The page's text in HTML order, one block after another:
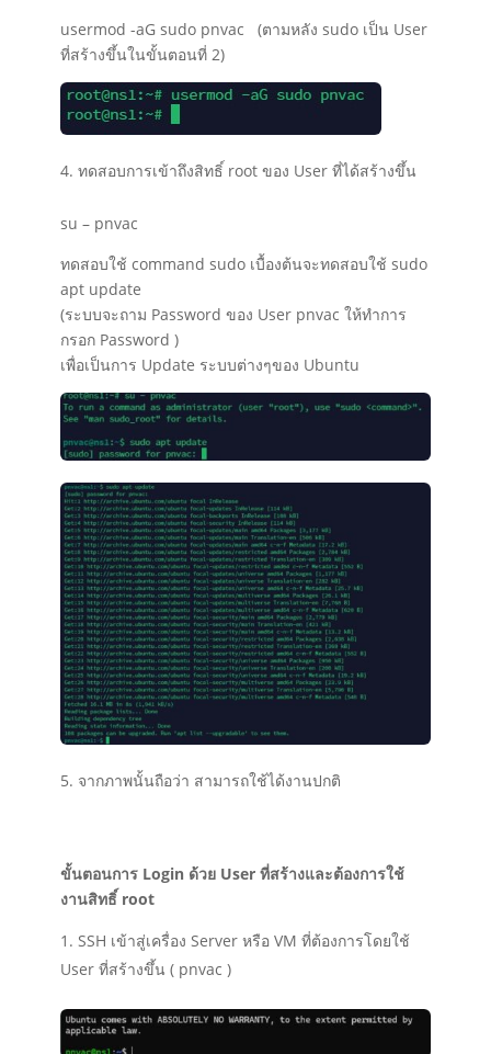
usermod -aG sudo pnvac (ตามหลัง sudo เป็น User
ที่สร้างขึ้นในขั้นตอนที่ 2)
ทดสอบการเข้าถึงสิทธิ์ root ของ User ที่ได้สร้างขึ้น
su – pnvac
ทดสอบใช้ command sudo เบื้องต้นจะทดสอบใช้ sudo
apt update
(ระบบจะถาม Password ของ User pnvac ให้ทำการ
กรอก Password )
เพื่อเป็นการ Update ระบบต่างๆของ Ubuntu
จากภาพนั้นถือว่า สามารถใช้ได้งานปกติ
ขั้นตอนการ Login ด้วย User ที่สร้างและต้องการใช้
งานสิทธิ์ root
SSH เข้าสู่เครื่อง Server หรือ VM ที่ต้องการโดยใช้
User ที่สร้างขึ้น ( pnvac )